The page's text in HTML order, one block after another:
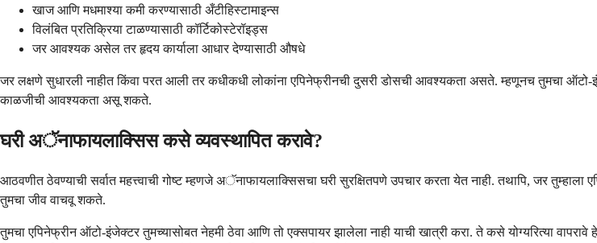
खाज आणि मधमाश्या कमी करण्यासाठी अँटीहिस्टामाइन्स
विलंबित प्रतिक्रिया टाळण्यासाठी कॉर्टिकोस्टेरॉइड्स
जर आवश्यक असेल तर हृदय कार्याला आधार देण्यासाठी औषधे
जर लक्षणे सुधारली नाहीत किंवा परत आली तर कधीकधी लोकांना एपिनेफ्रीनची दुसरी डोसची आवश्यकता असते. म्हणूनच तुमचा ऑटो-
काळजीची आवश्यकता असू शकते.
घरी अॅनाफायलाक्सिस कसे व्यवस्थापित करावे?
आठवणीत ठेवण्याची सर्वात महत्त्वाची गोष्ट म्हणजे अॅनाफायलाक्सिसचा घरी सुरक्षितपणे उपचार करता येत नाही. तथापि, जर
तुमचा जीव वाचवू शकते.
तुमचा एपिनेफ्रीन ऑटो-इंजेक्टर तुमच्यासोबत नेहमी ठेवा आणि तो एक्सपायर झालेला नाही याची खात्री करा. ते कसे योग्यरित्या